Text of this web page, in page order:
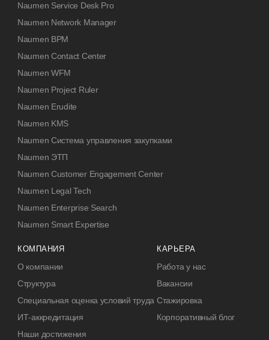
Naumen Service Desk Pro
Naumen Network Manager
Naumen BPM
Naumen Contact Center
Naumen WFM
Naumen Project Ruler
Naumen Erudite
Naumen KMS
Naumen Система управления закупками
Naumen ЭТП
Naumen Customer Engagement Center
Naumen Legal Tech
Naumen Enterprise Search
Naumen Smart Expertise
КОМПАНИЯ
О компании
Структура
Специальная оценка условий труда
ИТ-аккредитация
Наши достижения
КАРЬЕРА
Работа у нас
Вакансии
Стажировка
Корпоративный блог